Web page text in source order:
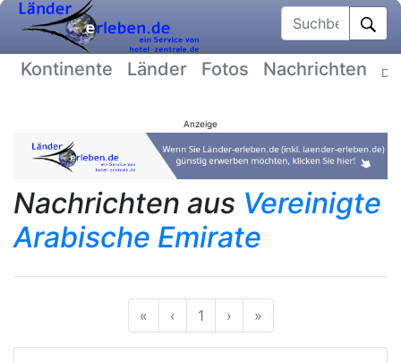
Suchbegriff
Kontinente Länder Fotos Nachrichten
Anzeige
Nachrichten aus Vereinigte
Arabische Emirate
« Anfang
‹ Vorherige
1 ›Nächste
»Ende